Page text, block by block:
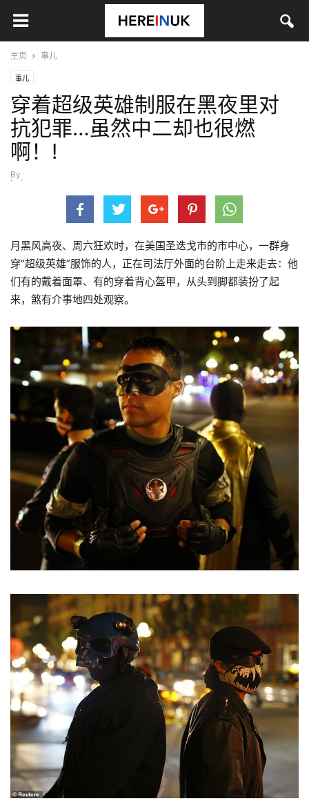
主页 事儿
事儿
穿着超级英雄制服在黑夜里对
抗犯罪…虽然中二却也很燃
啊！!
By
baixueyu
月黑风高夜、周六狂欢时，在美国圣迭戈市的市中心，一群身
穿“超级英雄”服饰的人，正在司法厅外面的台阶上走来走去：他
们有的戴着面罩、有的穿着背心盔甲，从头到脚都装扮了起
来，煞有介事地四处观察。